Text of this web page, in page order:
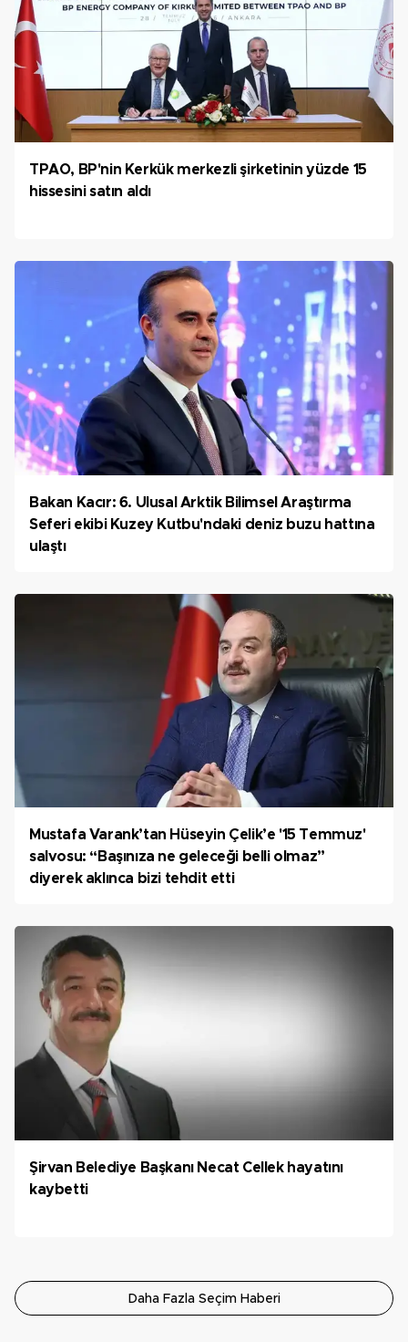
TPAO, BP'nin Kerkük merkezli şirketinin yüzde 15
hissesini satın aldı
Bakan Kacır: 6. Ulusal Arktik Bilimsel Araştırma
Seferi ekibi Kuzey Kutbu'ndaki deniz buzu hattına
ulaştı
Mustafa Varank’tan Hüseyin Çelik’e '15 Temmuz'
salvosu: “Başınıza ne geleceği belli olmaz”
diyerek aklınca bizi tehdit etti
Şirvan Belediye Başkanı Necat Cellek hayatını
kaybetti
Daha Fazla Seçim Haberi